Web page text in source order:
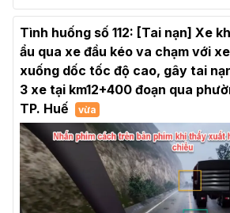
Tình huống số 112: [Tai nạn] Xe
ẩu qua xe đầu kéo va chạm với
xuống dốc tốc độ cao, gây tai
3 xe tại km12+400 đoạn qua
TP. Huế
vừa